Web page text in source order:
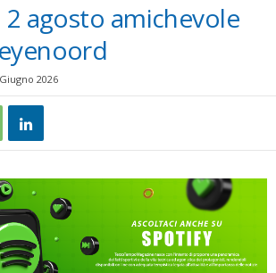
2 agosto amichevole
2026